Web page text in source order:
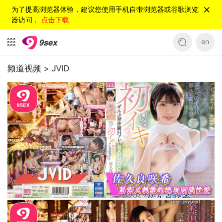
为了提高浏览器体验，建议您使用手机自带浏览器或谷歌浏览
器访问， 点击下载
en
频道视频 > JVID